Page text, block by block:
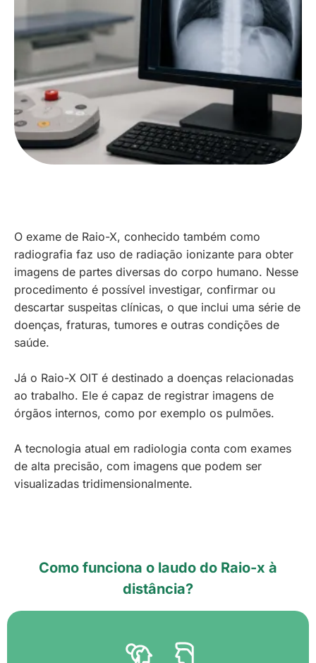
O exame de Raio-X, conhecido também como
radiografia faz uso de radiação ionizante para obter
imagens de partes diversas do corpo humano. Nesse
procedimento é possível investigar, confirmar ou
descartar suspeitas clínicas, o que inclui uma série de
doenças, fraturas, tumores e outras condições de
saúde.
Já o Raio-X OIT é destinado a doenças relacionadas
ao trabalho. Ele é capaz de registrar imagens de
órgãos internos, como por exemplo os pulmões.
A tecnologia atual em radiologia conta com exames
de alta precisão, com imagens que podem ser
visualizadas tridimensionalmente.
Como funciona o laudo do Raio-x à
distância?